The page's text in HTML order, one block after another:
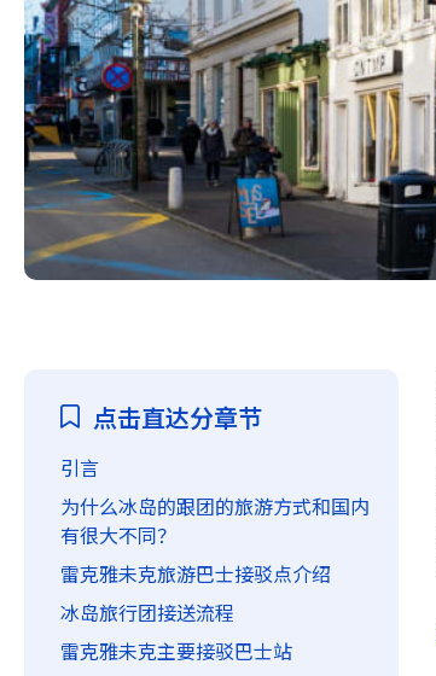
点击直达分章节
引言
为什么冰岛的跟团的旅游方式和国内
有很大不同？
雷克雅未克旅游巴士接驳点介绍
冰岛旅行团接送流程
雷克雅未克主要接驳巴士站